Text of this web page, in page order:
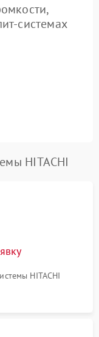
системах
HITACHI
HITACHI